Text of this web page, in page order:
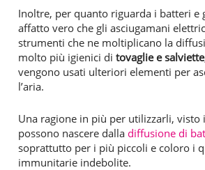
Inoltre, per quanto riguarda i batteri e
affatto vero che gli asciugamani
strumenti che ne moltiplicano la
molto più igienici di tovaglie e salviette
vengono usati ulteriori elementi per
l’aria.
Una ragione in più per utilizzarli, visto
possono nascere dalla diffusione di
soprattutto per i più piccoli e coloro i
immunitarie indebolite.